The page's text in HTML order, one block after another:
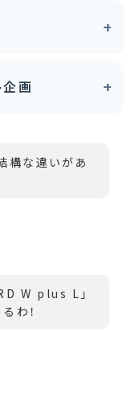
画
構な違いがあ
W plus L」
わ！